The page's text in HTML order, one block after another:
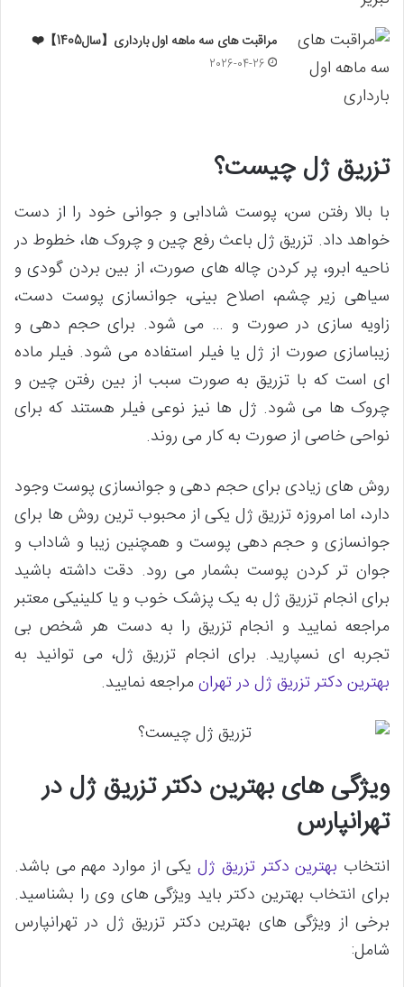
مراقبت های سه ماهه اول بارداری【سال1405】❤️
2026-04-26
تزریق ژل چیست؟
با بالا رفتن سن، پوست شادابی و جوانی خود را از دست
خواهد داد. تزریق ژل باعث رفع چین و چروک ها، خطوط در
ناحیه ابرو، پر کردن چاله های صورت، از بین بردن گودی و
سیاهی زیر چشم، اصلاح بینی، جوانسازی پوست دست،
زاویه سازی در صورت و … می شود. برای حجم دهی و
زیباسازی صورت از ژل یا فیلر استفاده می شود. فیلر ماده
ای است که با تزریق به صورت سبب از بین رفتن چین و
چروک ها می شود. ژل ها نیز نوعی فیلر هستند که برای
نواحی خاصی از صورت به کار می روند.
روش های زیادی برای حجم دهی و جوانسازی پوست وجود
دارد، اما امروزه تزریق ژل یکی از محبوب ترین روش ها برای
جوانسازی و حجم دهی پوست و همچنین زیبا و شاداب و
جوان تر کردن پوست بشمار می رود. دقت داشته باشید
برای انجام تزریق ژل به یک پزشک خوب و یا کلینیکی معتبر
مراجعه نمایید و انجام تزریق را به دست هر شخص بی
تجربه ای نسپارید. برای انجام تزریق ژل، می توانید به
بهترین دکتر تزریق ژل در تهرانمراجعه نمایید.
ویژگی های بهترین دکتر تزریق ژل در
تهرانپارس
انتخاب بهترین دکتر تزریق ژلیکی از موارد مهم می باشد.
برای انتخاب بهترین دکتر باید ویژگی های وی را بشناسید.
برخی از ویژگی های بهترین دکتر تزریق ژل در تهرانپارس
شامل: